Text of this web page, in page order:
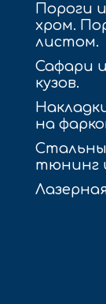
Пороги
хром.
листом.
Сафари
кузов.
на
тюнинг